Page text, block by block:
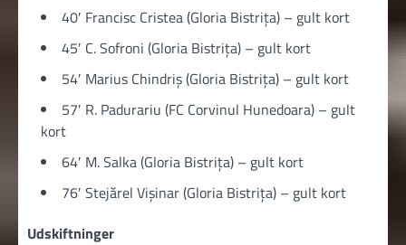
40′ Francisc Cristea (Gloria Bistriţa) – gult kort
45′ C. Sofroni (Gloria Bistriţa) – gult kort
54′ Marius Chindriș (Gloria Bistriţa) – gult kort
57′ R. Padurariu (FC Corvinul Hunedoara) – gult
kort
64′ M. Salka (Gloria Bistriţa) – gult kort
76′ Stejărel Vișinar (Gloria Bistriţa) – gult kort
Udskiftninger